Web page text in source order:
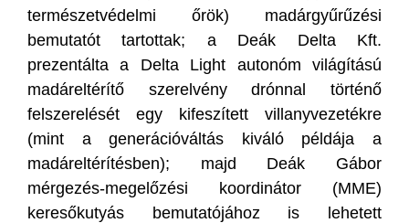
természetvédelmi őrök) madárgyűrűzési
bemutatót tartottak; a Deák Delta Kft.
prezentálta a Delta Light autonóm világítású
madáreltérítő szerelvény drónnal történő
felszerelését egy kifeszített villanyvezetékre
(mint a generációváltás kiváló példája a
madáreltérítésben); majd Deák Gábor
mérgezés-megelőzési koordinátor (MME)
keresőkutyás bemutatójához is lehetett